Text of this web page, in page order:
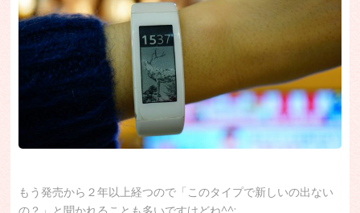
もう発売から２年以上経つので「このタイプで新しいの出ない